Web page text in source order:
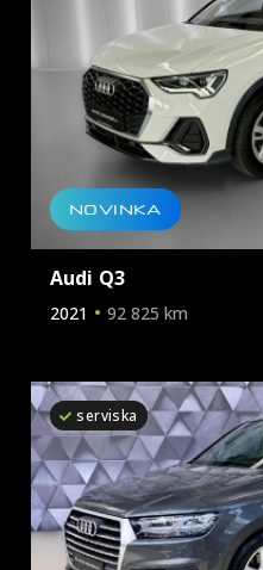
NOVINKA
Audi Q3
2021 92 825 km
serviska